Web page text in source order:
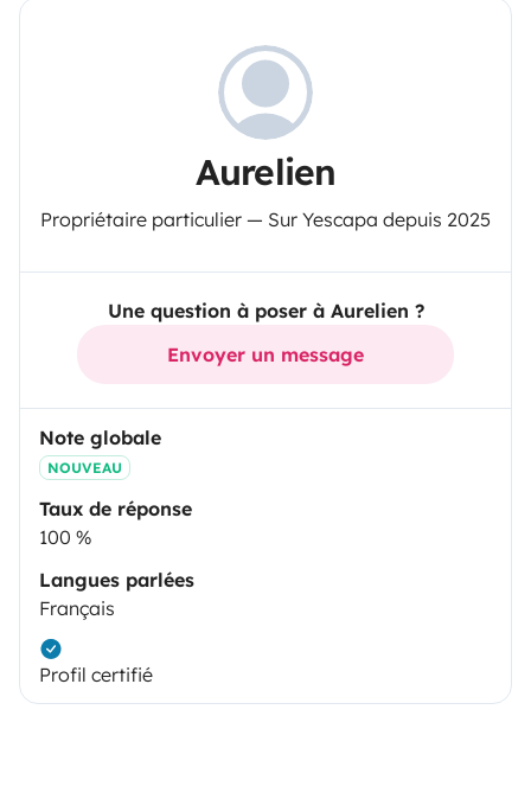
Aurelien
Propriétaire particulier — Sur Yescapa depuis 2025
Une question à poser à Aurelien ?
Envoyer un message
Note globale
NOUVEAU
Taux de réponse
100 %
Langues parlées
Français
Profil certifié